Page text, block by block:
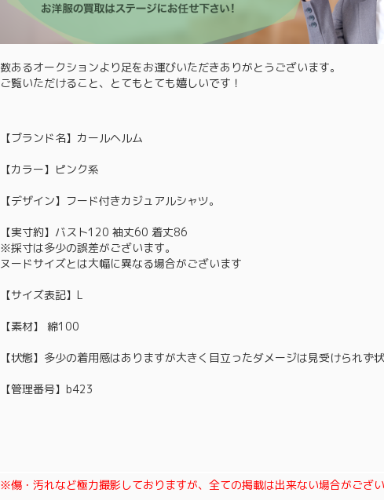
数あるオークションより足をお運びいただきありがとうございます。
ご覧いただけること、とてもとても嬉しいです！
【ブランド名】カールヘルム
【カラー】ピンク系
【デザイン】フード付きカジュアルシャツ。
【実寸約】バスト120 袖丈60 着丈86
※採寸は多少の誤差がございます。
ヌードサイズとは大幅に異なる場合がございます
【サイズ表記】L
【素材】 綿100
【状態】多少の着用感はありますが大きく目立ったダメージは見受けられず状
【管理番号】b423
※傷・汚れなど極力撮影しておりますが、全ての掲載は出来ない場合がござい